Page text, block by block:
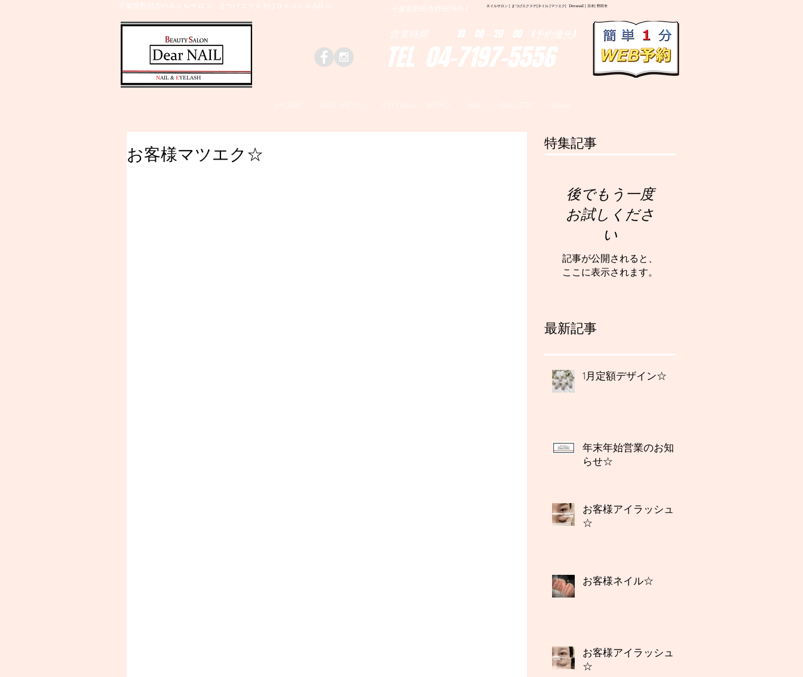
千葉県野田市のネイルサロン、まつげエクステはＤｅａｒＮAILへ ネイルサロン | まつげエクステ|ネイル |マツエク| Deranail | 日本| 野田市
千葉県野田市野田790-1
​NAIL & EYELASH
TEL 04-7197-5556
営業時間 10：00～20：00 (予約優先)
お客様マツエク☆
特集記事
後でもう一度
お試しくださ
い
記事が公開されると、
ここに表示されます。
最新記事
1月定額デザイン☆
年末年始営業のお知
らせ☆
お客様アイラッシュ
☆
お客様ネイル☆
お客様アイラッシュ
☆